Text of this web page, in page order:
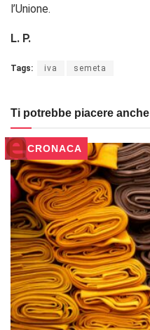
l’Unione.
L. P.
Tags: iva semeta
Ti potrebbe piacere anche
CRONACA